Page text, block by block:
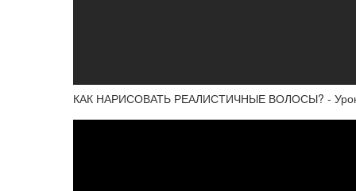
КАК НАРИСОВАТЬ РЕАЛИСТИЧНЫЕ ВОЛОСЫ? - Урок